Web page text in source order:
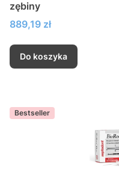
zębiny
Cena
889,19 zł
Do koszyka
Bestseller